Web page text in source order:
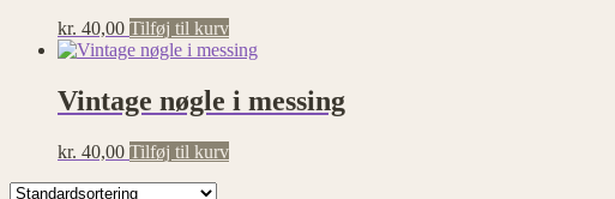
kr. 40,00 Tilføj til kurv
Vintage nøgle i messing
kr. 40,00 Tilføj til kurv